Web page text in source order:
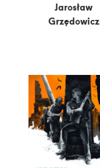
Jarosław
Grzędowicz